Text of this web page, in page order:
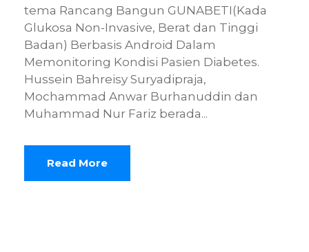
tema Rancang Bangun GUNABETI(Kada
Glukosa Non-Invasive, Berat dan Tinggi
Badan) Berbasis Android Dalam
Memonitoring Kondisi Pasien Diabetes.
Hussein Bahreisy Suryadipraja,
Mochammad Anwar Burhanuddin dan
Muhammad Nur Fariz berada...
Read More